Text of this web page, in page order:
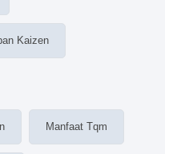
Kaizen
Manfaat Tqm